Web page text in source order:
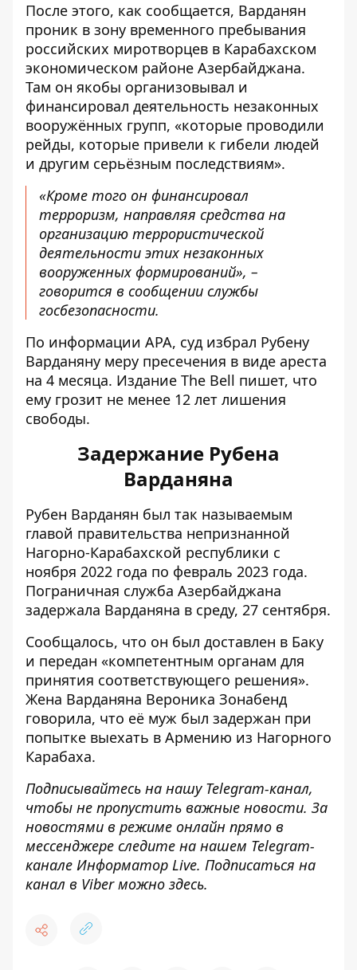
После этого, как сообщается, Варданян
проник в зону временного пребывания
российских миротворцев в Карабахском
экономическом районе Азербайджана.
Там он якобы организовывал и
финансировал деятельность незаконных
вооружённых групп, «которые проводили
рейды, которые привели к гибели людей
и другим серьёзным последствиям».
«Кроме того он финансировал
терроризм, направляя средства на
организацию террористической
деятельности этих незаконных
вооруженных формирований», –
говорится в сообщении службы
госбезопасности.
По информации APA, суд избрал Рубену
Варданяну меру пресечения в виде ареста
на 4 месяца. Издание The Bell пишет, что
ему грозит не менее 12 лет лишения
свободы.
Задержание Рубена
Варданяна
Рубен Варданян был так называемым
главой правительства непризнанной
Нагорно-Карабахской республики с
ноября 2022 года по февраль 2023 года.
Пограничная служба Азербайджана
задержала Варданяна в среду, 27 сентября.
Сообщалось, что он был доставлен в Баку
и передан «компетентным органам для
принятия соответствующего решения».
Жена Варданяна Вероника Зонабенд
говорила, что её муж был задержан при
попытке выехать в Армению из Нагорного
Карабаха.
Подписывайтесь на нашу Telegram-канал,
чтобы не пропустить важные новости. За
новостями в режиме онлайн прямо в
мессенджере следите на нашем Telegram-
канале Информатор Live. Подписаться на
канал в Viber можно здесь.